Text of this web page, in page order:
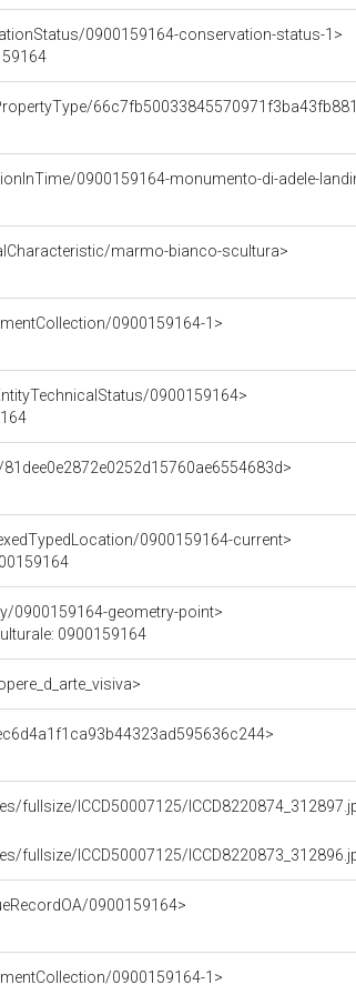
0900159164-conservation-status-1>
0900159164-monumento-di-adele-
marmo-bianco-scultura>
0900159164-1>
0900159164>
0900159164-current>
0900159164-geometry-point>
0900159164
fullsize/ICCD50007125/
fullsize/ICCD50007125/
0900159164>
0900159164-1>